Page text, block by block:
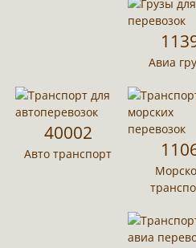
Авиа
40002
Авто транспорт